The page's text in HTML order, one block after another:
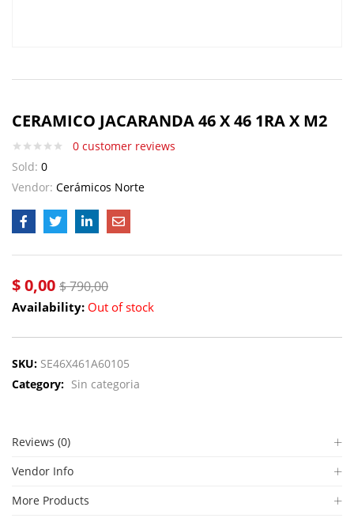
CERAMICO JACARANDA 46 X 46 1RA X M2
0 customer reviews
Sold: 0
Vendor: Cerámicos Norte
$0,00 $790,00
Availability: Out of stock
SKU: SE46X461A60105
Category: Sin categoria
Reviews (0)
Vendor Info
More Products